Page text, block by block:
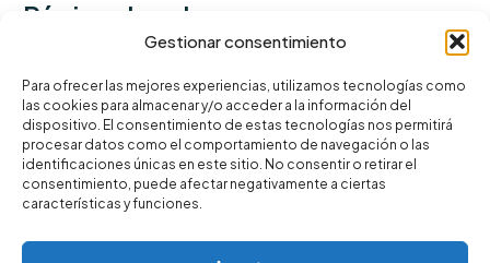
Gestionar consentimiento
Para ofrecer las mejores experiencias, utilizamos tecnologías como
las cookies para almacenar y/o acceder a la información del
dispositivo. El consentimiento de estas tecnologías nos permitirá
procesar datos como el comportamiento de navegación o las
identificaciones únicas en este sitio. No consentir o retirar el
consentimiento, puede afectar negativamente a ciertas
características y funciones.
Páginas legales
Política de privacidad
Términos y condiciones
Política de cookies